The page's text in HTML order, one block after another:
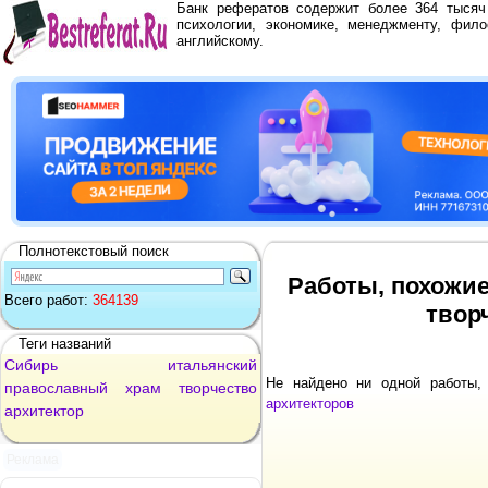
Банк рефератов содержит более 364
психологии, экономике, менеджменту,
английскому.
Полнотекстовый поиск
Всего работ: 364139
Теги названий
Сибирь
итальянский
православный
храм
творчество
архитектор
Работы,
Не найдено ни одной
архитекторов